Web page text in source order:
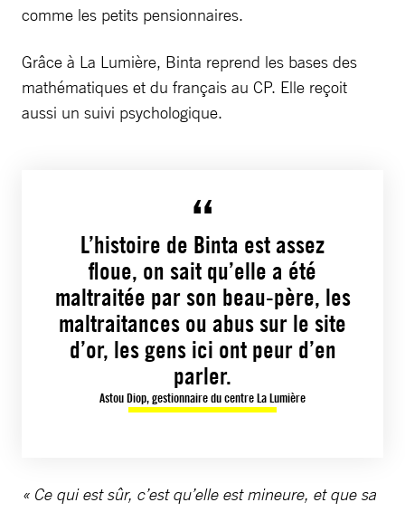
comme les petits pensionnaires.
Grâce à La Lumière, Binta reprend les bases des
mathématiques et du français au CP. Elle reçoit
aussi un suivi psychologique.
L’histoire de Binta est assez
floue, on sait qu’elle a été
maltraitée par son beau-père, les
maltraitances ou abus sur le site
d’or, les gens ici ont peur d’en
parler.
Astou Diop, gestionnaire du centre La Lumière
« Ce qui est sûr, c’est qu’elle est mineure, et que sa